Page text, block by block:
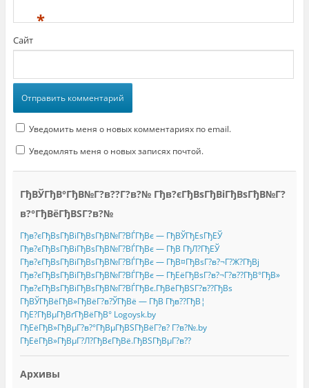
*
Сайт
Уведомить меня о новых комментариях по email.
Уведомлять меня о новых записях почтой.
ГђВЎГђВ°ГђВ№Г?в??Г?в?№ Гђв?єГђВѕГђВіГђВѕГђВ№Г?
в?°ГђВёГђВЅГ?в?№
Гђв?єГђВѕГђВіГђВѕГђВ№Г?ВЃГђВє — ГђВЎГђЕѕГђЕЎ
Гђв?єГђВѕГђВіГђВѕГђВ№Г?ВЃГђВє — ГђВ ГђЛ?ГђЕЎ
Гђв?єГђВѕГђВіГђВѕГђВ№Г?ВЃГђВє — ГђВ¤ГђВѕГ?в?¬Г?Ж?ГђВј
Гђв?єГђВѕГђВіГђВѕГђВ№Г?ВЃГђВє — ГђЕёГђВѕГ?в?¬Г?в??ГђВ°ГђВ»
Гђв?єГђВѕГђВіГђВѕГђВ№Г?ВЃГђВє.ГђВёГђВЅГ?в??ГђВѕ
ГђВЎГђВёГђВ»ГђВёГ?в?ЎГђВё — ГђВ Гђв??ГђВ¦
ГђЕ?ГђВµГђВґГђВёГђВ° Logoysk.by
ГђЕёГђВ»ГђВµГ?в?°ГђВµГђВЅГђВёГ?в? Г?в?№.by
ГђЕёГђВ»ГђВµГ?Л?ГђВєГђВё.ГђВЅГђВµГ?в??
Архивы